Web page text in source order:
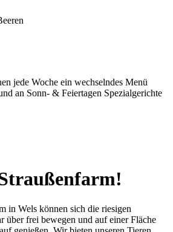
jede Woche ein wechselndes Menü
an Sonn- & Feiertagen Spezialgerichte
in Wels können sich die riesigen
über frei bewegen und auf einer Fläche